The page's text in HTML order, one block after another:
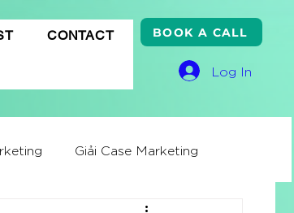
CONTACT BOOK A CALL
Log In
Giải Case Marketing